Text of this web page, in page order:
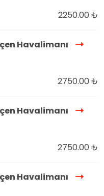
2250.00 ₺
Havalimanı
2750.00 ₺
Havalimanı
2750.00 ₺
Havalimanı